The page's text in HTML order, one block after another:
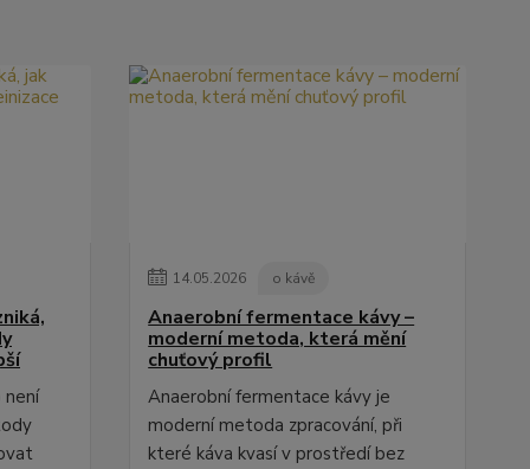
není
14.05.2026 o kávě
Anaerobní fermentace kávy –
moderní metoda, která mění
chuťový profil
Anaerobní fermentace kávy je
moderní metoda zpracování, při
které káva kvasí v prostředí bez